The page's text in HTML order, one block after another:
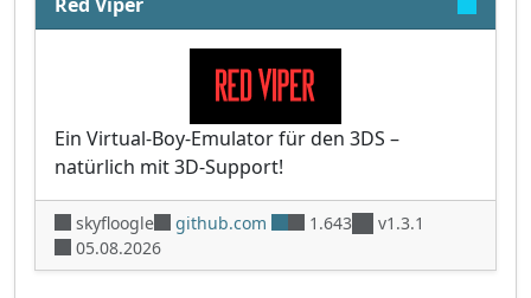
Ein Virtual-Boy-Emulator für den 3DS –
natürlich mit 3D-Support!
skyfloogle github.com 1.643
v1.3.1
05.08.2026